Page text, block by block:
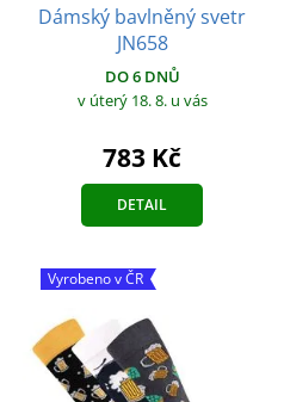
Dámský bavlněný svetr
JN658
DO 6 DNŮ
v úterý 18. 8. u vás
783 Kč
DETAIL
Vyrobeno v ČR